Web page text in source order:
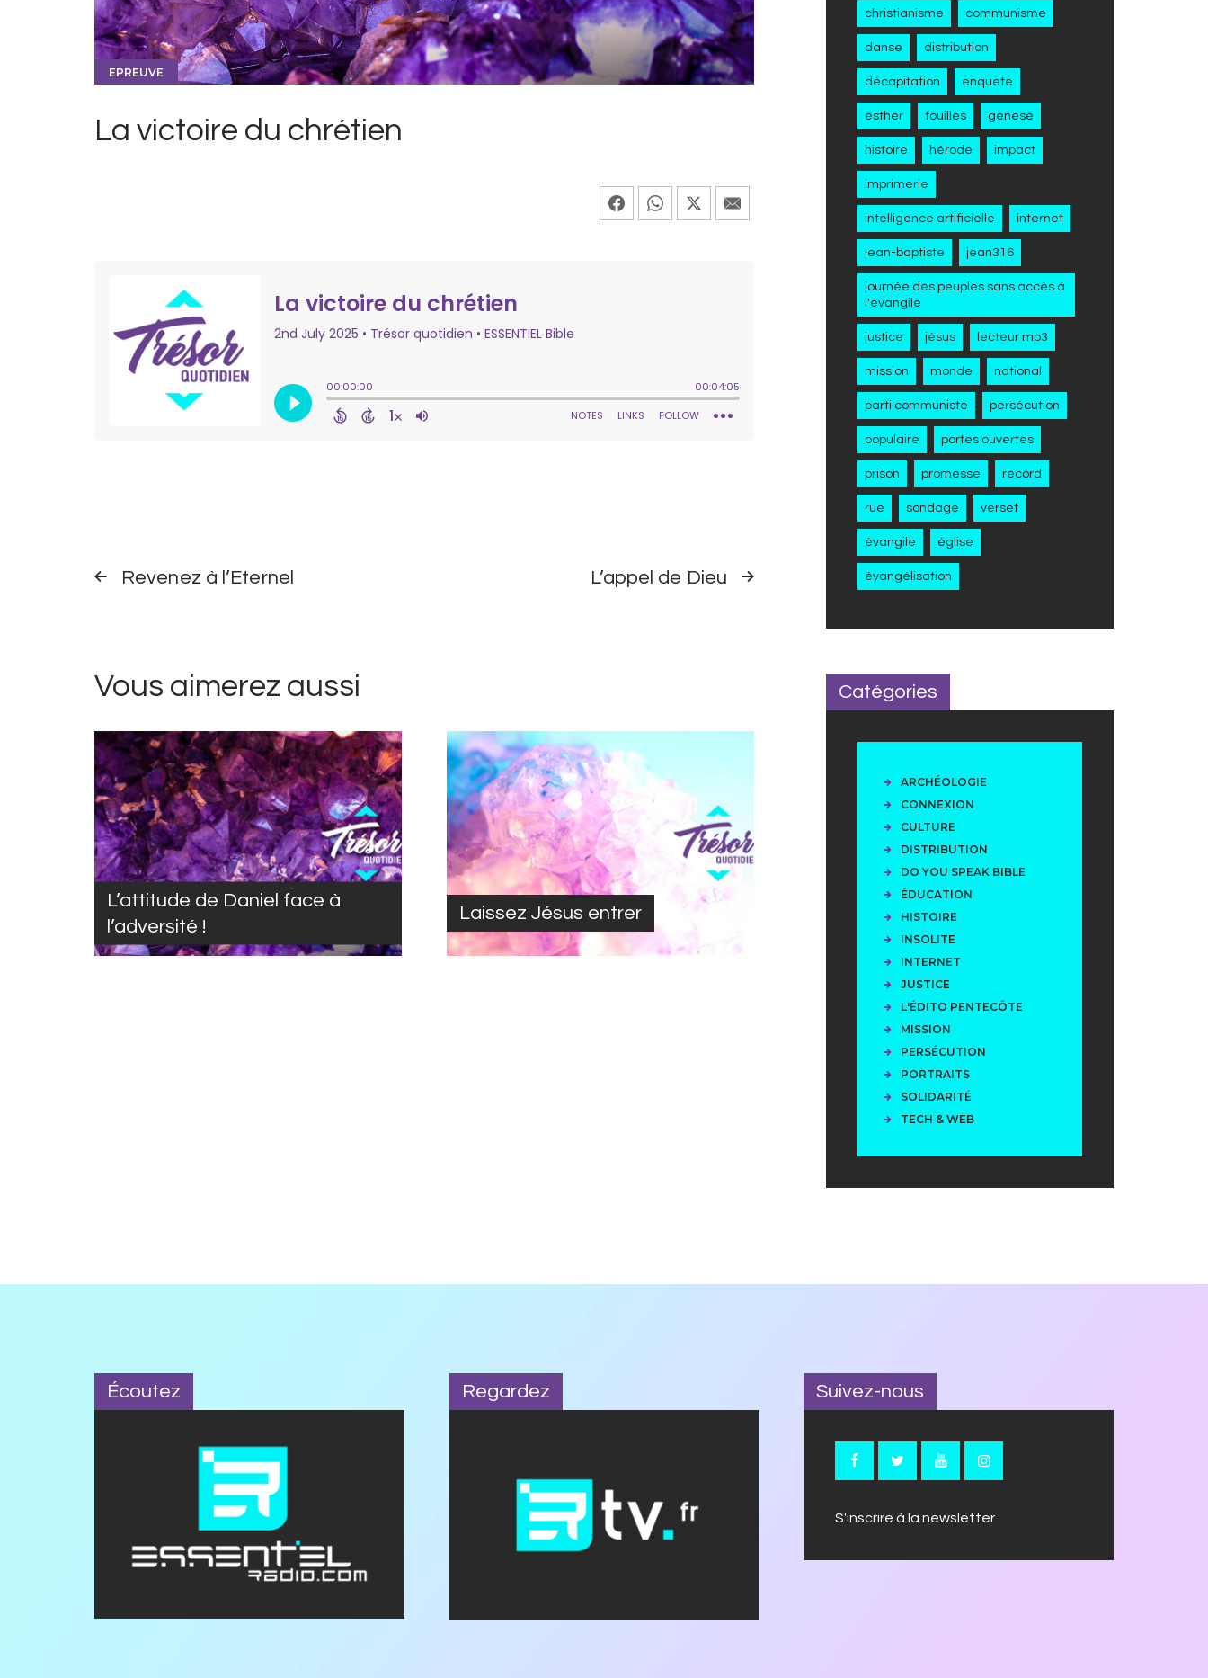
EPREUVE
La victoire du chrétien
Navigation
trésors
quotidiens
QUOTIDIEN
Revenez à l’Eternel
QUOTIDIEN
L’appel de Dieu
Vous aimerez aussi
L’attitude de Daniel face à
l’adversité !
Laissez Jésus entrer
christianisme communisme
danse distribution
décapitation enquete
esther fouilles genèse
histoire hérode impact
imprimerie
intelligence artificielle internet
jean-baptiste jean316
journée des peuples sans accès à
l'évangile
justice jésus lecteur mp3
mission monde national
parti communiste persécution
populaire portes ouvertes
prison promesse record
rue sondage verset
évangile église
évangélisation
Catégories
ARCHÉOLOGIE
CONNEXION
CULTURE
DISTRIBUTION
DO YOU SPEAK BIBLE
ÉDUCATION
HISTOIRE
INSOLITE
INTERNET
JUSTICE
L'ÉDITO PENTECÔTE
MISSION
PERSÉCUTION
PORTRAITS
SOLIDARITÉ
TECH & WEB
Écoutez Regardez Suivez-nous
S'inscrire à la newsletter